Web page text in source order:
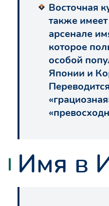
Восточная
также
арсенале
которое
особой
Японии и
Имя в